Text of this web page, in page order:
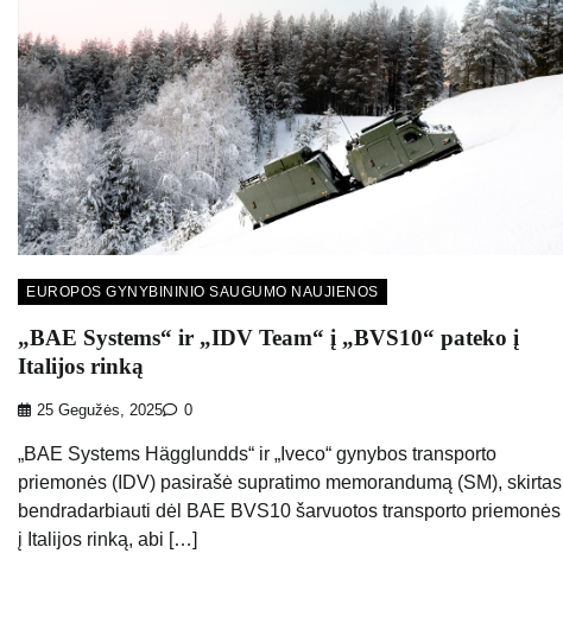
EUROPOS GYNYBININIO SAUGUMO NAUJIENOS
„BAE Systems“ ir „IDV Team“ į „BVS10“ pateko į
Italijos rinką
25 Gegužės, 2025 0
„BAE Systems Hägglundds“ ir „Iveco“ gynybos transporto
priemonės (IDV) pasirašė supratimo memorandumą (SM), skirtas
bendradarbiauti dėl BAE BVS10 šarvuotos transporto priemonės
į Italijos rinką, abi […]